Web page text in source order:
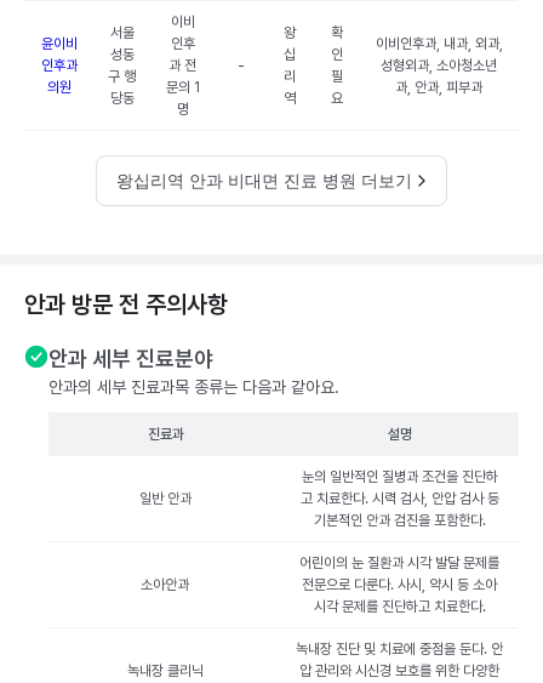
윤이비
인후과
의원
서울
성동
구 행
당동
이비
인후
과 전
문의 1
명
-
왕
십
리
역
확
인
필
요
이비인후과, 내과, 외과,
성형외과, 소아청소년
과, 안과, 피부과
왕십리역 안과 비대면 진료 병원 더보기
안과 방문 전 주의사항
안과 세부 진료분야
안과의 세부 진료과목 종류는 다음과 같아요.
진료과 설명
일반 안과
눈의 일반적인 질병과 조건을 진단하
고 치료한다. 시력 검사, 안압 검사 등
기본적인 안과 검진을 포함한다.
소아안과
어린이의 눈 질환과 시각 발달 문제를
전문으로 다룬다. 사시, 약시 등 소아
시각 문제를 진단하고 치료한다.
녹내장 클리닉
녹내장 진단 및 치료에 중점을 둔다. 안
압 관리와 시신경 보호를 위한 다양한